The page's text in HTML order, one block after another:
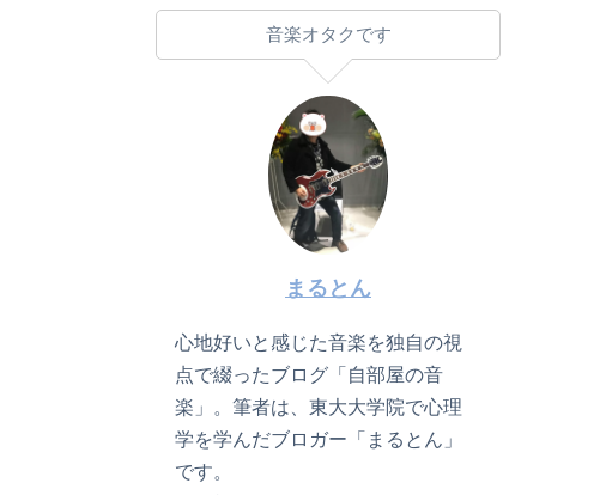
音楽オタクです
まるとん
心地好いと感じた音楽を独自の視
点で綴ったブログ「自部屋の音
楽」。筆者は、東大大学院で心理
学を学んだブロガー「まるとん」
です。